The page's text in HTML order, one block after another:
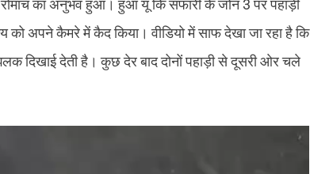
रोमांच का अनुभव हुआ। हुआ यूं कि सफारी के जोन 3 पर पहाड़ी
को अपने कैमरे में कैद किया। वीडियो में साफ देखा जा रहा है कि
दिखाई देती है। कुछ देर बाद दोनों पहाड़ी से दूसरी ओर चले